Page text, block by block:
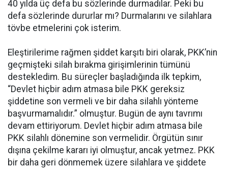
40 yılda üç defa bu sözlerinde durmadılar. Peki bu
defa sözlerinde dururlar mı? Durmalarını ve silahlara
tövbe etmelerini çok isterim.
Eleştirilerime rağmen şiddet karşıtı biri olarak, PKK’nin
geçmişteki silah bırakma girişimlerinin tümünü
destekledim. Bu süreçler başladığında ilk tepkim,
“Devlet hiçbir adım atmasa bile PKK gereksiz
şiddetine son vermeli ve bir daha silahlı yönteme
başvurmamalıdır.” olmuştur. Bugün de aynı tavrımı
devam ettiriyorum. Devlet hiçbir adım atmasa bile
PKK silahlı dönemine son vermelidir. Örgütün sınır
dışına çekilme kararı iyi olmuştur, ancak yetmez. PKK
bir daha geri dönmemek üzere silahlara ve şiddete